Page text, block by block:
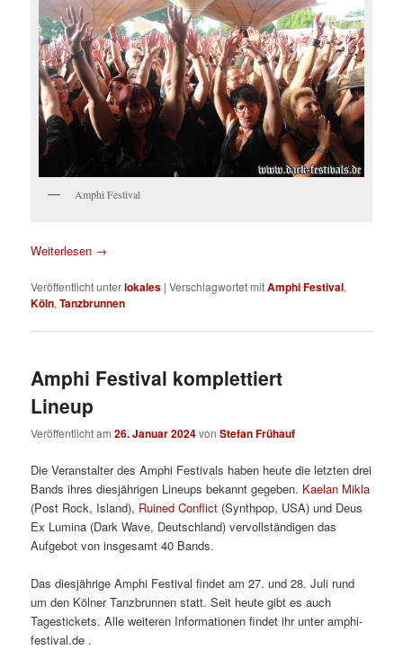
Amphi Festival
Weiterlesen →
Veröffentlicht unterlokales |Verschlagwortet mitAmphi Festival,
Köln,Tanzbrunnen
Amphi Festival komplettiert
Lineup
Veröffentlicht am26. Januar 2024vonStefan Frühauf
Die Veranstalter des Amphi Festivals haben heute die letzten drei
Bands ihres diesjährigen Lineups bekannt gegeben. Kaelan Mikla
(Post Rock, Island), Ruined Conflict (Synthpop, USA) und Deus
Ex Lumina (Dark Wave, Deutschland) vervollständigen das
Aufgebot von insgesamt 40 Bands.
Das diesjährige Amphi Festival findet am 27. und 28. Juli rund
um den Kölner Tanzbrunnen statt. Seit heute gibt es auch
Tagestickets. Alle weiteren Informationen findet ihr unter amphi-
festival.de .